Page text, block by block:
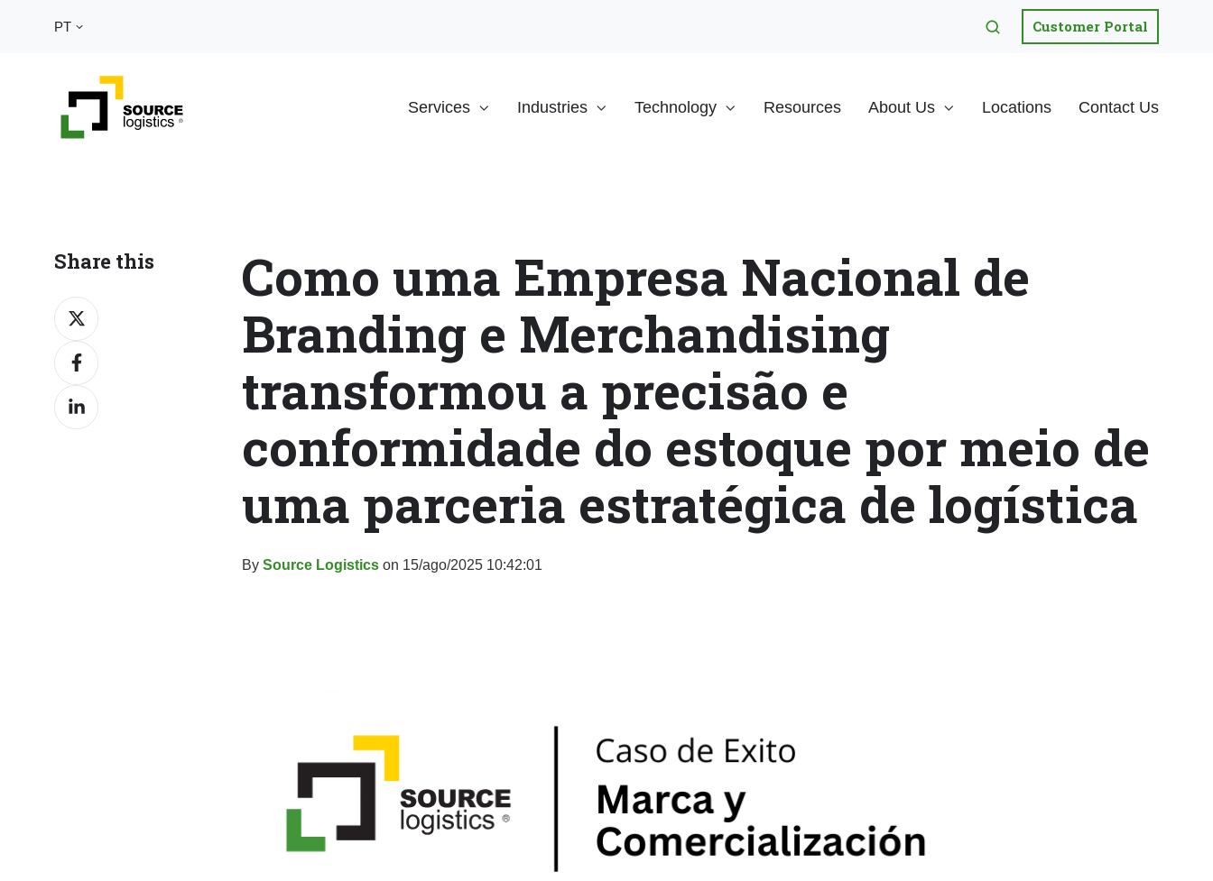
PT Customer Portal
Services Industries Technology Resources About Us Locations Contact Us
Como uma Empresa Nacional de
Branding e Merchandising
transformou a precisão e
conformidade do estoque por meio de
uma parceria estratégica de logística
By Source Logistics on 15/ago/2025 10:42:01
Share this
Share
on
XShare
on
Facebook
Share
on